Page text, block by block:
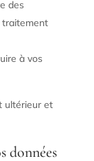
des
traitement
à vos
ultérieur et
données